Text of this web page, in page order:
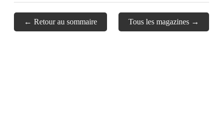
← Retour au sommaire Tous les magazines →